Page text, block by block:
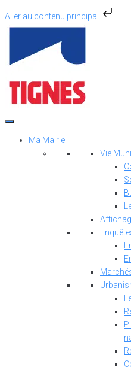
Aller au contenu principal
Aller
contenu
Ma Mairie
Vie